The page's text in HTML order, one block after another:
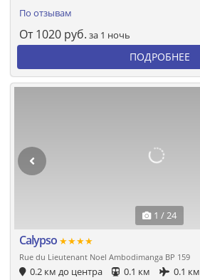
По отзывам
От 1020 руб. за 1 ночь
ПОДРОБНЕЕ
1 / 24
Calypso ★★★★
Rue du Lieutenant Noel Ambodimanga BP 159
0.2 км до центра 0.1 км
0.1 км